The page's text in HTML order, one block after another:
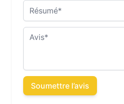
Résumé
Avis
Soumettre l’avis